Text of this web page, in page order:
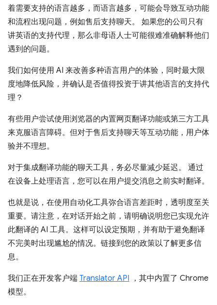
着需要支持的语言越多，而语言越多，可能会导致互动功能
和流程出现问题，例如售后支持聊天。 如果您的公司只有
讲英语的支持代理，那么非母语人士可能很难准确解释他们
遇到的问题。
我们如何使用 AI 来改善多种语言用户的体验，同时最大限
度地降低风险，并确认是否值得投资于讲其他语言的支持代
理？
有些用户尝试使用浏览器的内置网页翻译功能或第三方工具
来克服语言障碍。但对于售后支持聊天等互动功能，用户体
验并不理想。
对于集成翻译功能的聊天工具，务必尽量减少延迟。 通过
在设备上处理语言，您可以在用户提交消息之前实时翻译。
也就是说，在使用自动化工具弥合语言差距时，透明度至关
重要。请注意，在对话开始之前，请明确说明您已实现允许
此翻译的 AI 工具。这样可以设定预期，并有助于避免翻译
不完美时出现尴尬的情况。链接到您的政策以了解更多信
息。
我们正在开发客户端 Translator API ，其中内置了 Chrome
模型。